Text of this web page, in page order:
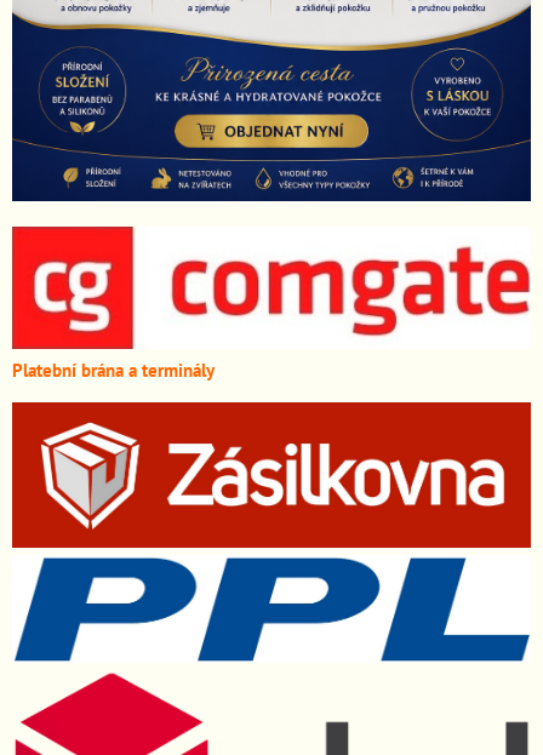
Platební brána a terminály